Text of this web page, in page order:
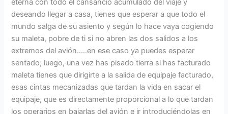
deseando llegar a casa, tienes que esperar a que todo el
mundo salga de su asiento y según lo hace vaya cogiendo
su maleta, pobre de ti si no abren las dos salidos a los
extremos del avión…..en ese caso ya puedes esperar
sentado; luego, una vez has pisado tierra si has facturado
maleta tienes que dirigirte a la salida de equipaje facturado,
esas cintas mecanizadas que tardan la vida en sacar el
equipaje, que es directamente proporcional a lo que tardan
los operarios en bajarlas del avión e ir introduciéndolas en